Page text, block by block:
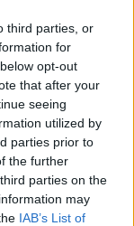
third parties, or
for
opt-out
that after your
seeing
utilized by
parties prior to
the further
parties on the
may
IAB’s List of
a debreceni
első
alapította a
Golovanov